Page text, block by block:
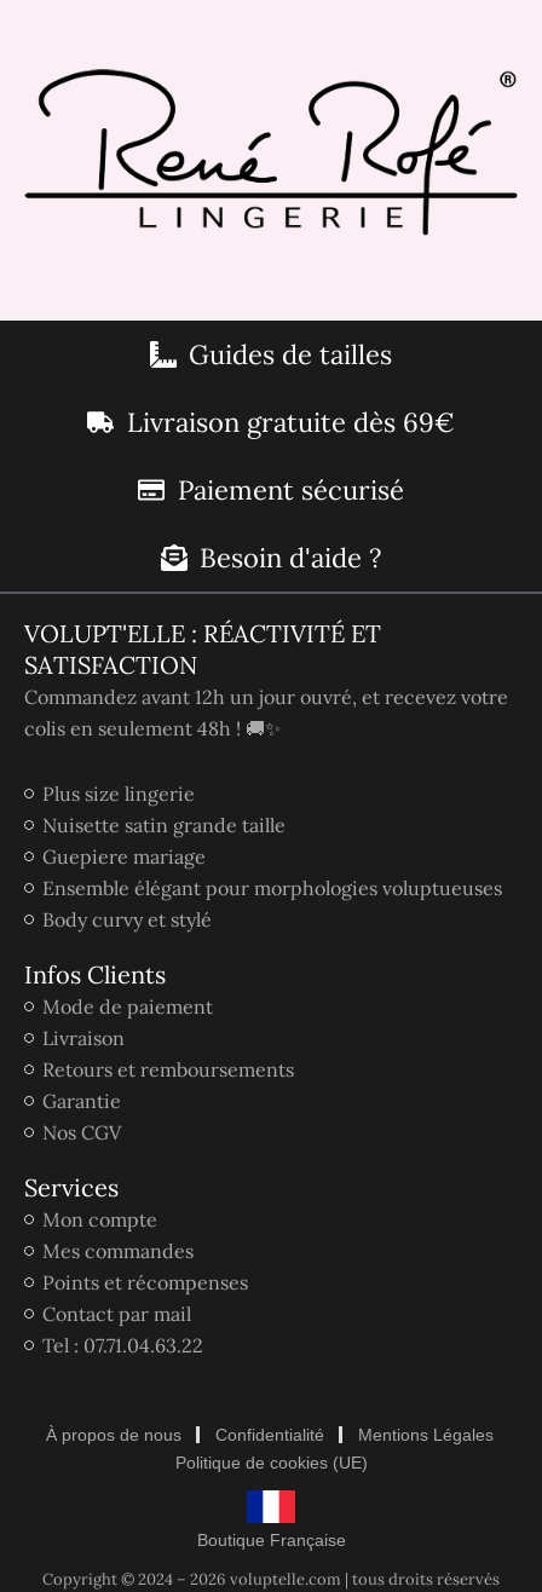
Guides de tailles
Livraison gratuite dès 69€
Paiement sécurisé
Besoin d'aide ?
VOLUPT'ELLE : RÉACTIVITÉ ET
SATISFACTION
Commandez avant 12h un jour ouvré, et recevez votre
colis en seulement 48h ! 🚚✨
Plus size lingerie
Nuisette satin grande taille
Guepiere mariage
Ensemble élégant pour morphologies voluptueuses
Body curvy et stylé
Infos Clients
Mode de paiement
Livraison
Retours et remboursements
Garantie
Nos CGV
Services
Mon compte
Mes commandes
Points et récompenses
Contact par mail
Tel : 07.71.04.63.22
À propos de nous Confidentialité
Mentions Légales
Politique de cookies (UE)
Boutique Française
Copyright © 2024 – 2026 voluptelle.com | tous droits réservés